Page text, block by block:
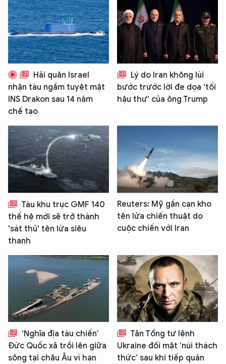
Hải quân Israel
nhận tàu ngầm tuyệt mật
INS Drakon sau 14 năm
chế tạo
Lý do Iran không lùi
bước trước lời đe dọa ‘tối
hậu thư’ của ông Trump
Tàu khu trục GMF 140
thế hệ mới sẽ trở thành
'sát thủ' tên lửa siêu
thanh
Reuters: Mỹ gần cạn kho
tên lửa chiến thuật do
cuộc chiến với Iran
‘Nghĩa địa tàu chiến’
Đức Quốc xã trồi lên giữa
sông tại châu Âu vì hạn
Tân Tổng tư lệnh
Ukraine đối mặt ‘núi thách
thức’ sau khi tiếp quản